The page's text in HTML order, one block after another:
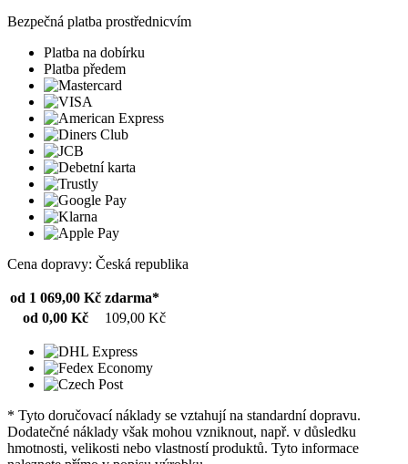
Bezpečná platba prostřednicvím
Platba na dobírku
Platba předem
Cena dopravy: Česká republika
od 1 069,00 Kč zdarma*
od 0,00 Kč
109,00 Kč
* Tyto doručovací náklady se vztahují na standardní dopravu.
Dodatečné náklady však mohou vzniknout, např. v důsledku
hmotnosti, velikosti nebo vlastností produktů. Tyto informace